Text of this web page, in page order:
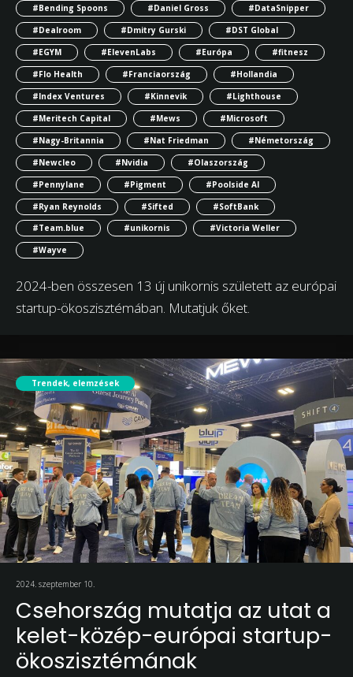
#Bending Spoons
#Daniel Gross
#DataSnipper
#Dealroom
#Dmitry Gurski
#DST Global
#EGYM
#ElevenLabs #Európa
#fitnesz
#Flo Health
#Franciaország
#Hollandia
#Index Ventures
#Kinnevik
#Lighthouse
#Meritech Capital
#Mews
#Microsoft
#Nagy-Britannia
#Nat Friedman
#Németország
#Newcleo
#Nvidia
#Olaszország
#Pennylane
#Pigment
#Poolside AI
#Ryan Reynolds
#Sifted
#SoftBank
#Team.blue
#unikornis
#Victoria Weller
#Wayve
2024-ben összesen 13 új unikornis született az európai
startup-ökoszisztémában. Mutatjuk őket.
Trendek, elemzések
2024. szeptember 10.
Csehország mutatja az utat a
kelet-közép-európai startup-
ökoszisztémának